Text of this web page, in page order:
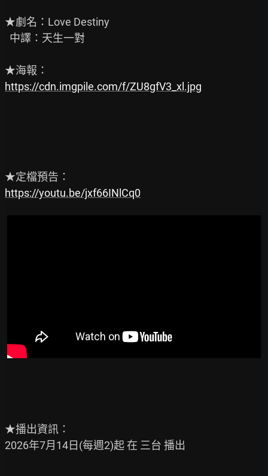
★劇名：Love Destiny
https://cdn.imgpile.com/f/ZU8gfV3_xl.jpg
https://youtu.be/jxf66INlCq0
★播出資訊：
2026年7月14日(每週2)起 在 三台 播出